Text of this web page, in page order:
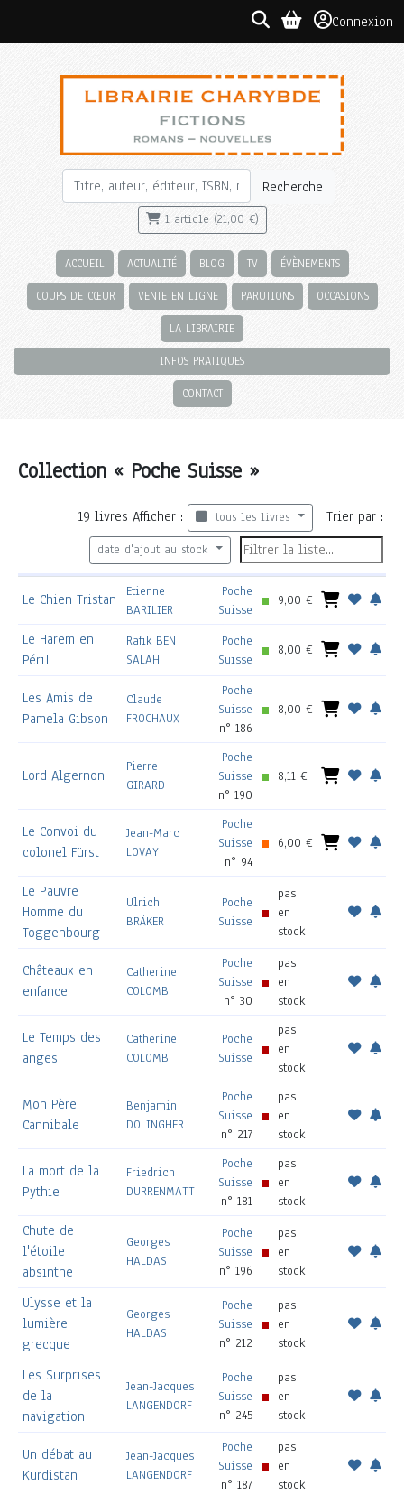
Connexion
Recherche
1 article (21,00 €)
ACCUEIL ACTUALITÉ BLOG TV ÉVÈNEMENTS
COUPS DE CŒUR VENTE EN LIGNE PARUTIONS OCCASIONS
LA LIBRAIRIE
INFOS PRATIQUES
CONTACT
Collection « Poche Suisse »
19 livresAfficher : tous les livres Trier par :
date d'ajout au stock
Le Chien Tristan
Etienne
BARILIER
Poche
Suisse
9,00 €
Le Harem en
Péril
Rafik BEN
SALAH
Poche
Suisse
8,00 €
Les Amis de
Pamela Gibson
Claude
FROCHAUX
Poche
Suisse
n° 186
8,00 €
Lord Algernon
Pierre
GIRARD
Poche
Suisse
n° 190
8,11 €
Le Convoi du
colonel Fürst
Jean-Marc
LOVAY
Poche
Suisse
n° 94
6,00 €
Le Pauvre
Homme du
Toggenbourg
Ulrich
BRÄKER
Poche
Suisse
pas
en
stock
Châteaux en
enfance
Catherine
COLOMB
Poche
Suisse
n° 30
pas
en
stock
Le Temps des
anges
Catherine
COLOMB
Poche
Suisse
pas
en
stock
Mon Père
Cannibale
Benjamin
DOLINGHER
Poche
Suisse
n° 217
pas
en
stock
La mort de la
Pythie
Friedrich
DURRENMATT
Poche
Suisse
n° 181
pas
en
stock
Chute de
l'étoile
absinthe
Georges
HALDAS
Poche
Suisse
n° 196
pas
en
stock
Ulysse et la
lumière
grecque
Georges
HALDAS
Poche
Suisse
n° 212
pas
en
stock
Les Surprises
de la
navigation
Jean-Jacques
LANGENDORF
Poche
Suisse
n° 245
pas
en
stock
Un débat au
Kurdistan
Jean-Jacques
LANGENDORF
Poche
Suisse
n° 187
pas
en
stock